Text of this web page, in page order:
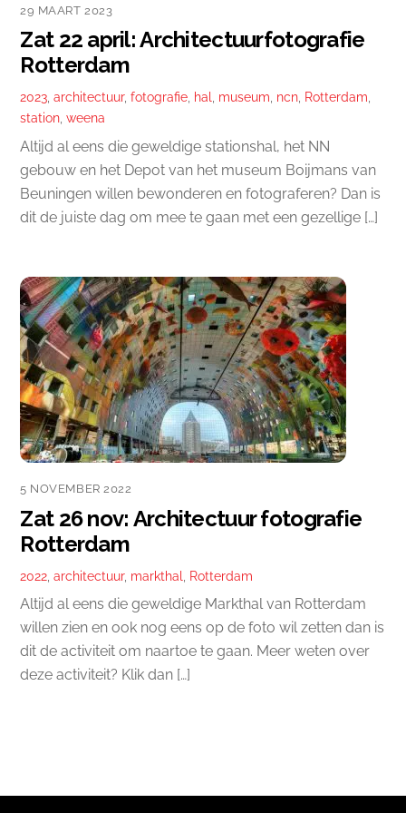
29 MAART 2023
Zat 22 april: Architectuurfotografie
Rotterdam
2023,architectuur,fotografie, hal, museum, ncn, Rotterdam,
station,weena
Altijd al eens die geweldige stationshal, het NN
gebouw en het Depot van het museum Boijmans van
Beuningen willen bewonderen en fotograferen? Dan is
dit de juiste dag om mee te gaan met een gezellige […]
5 NOVEMBER 2022
Zat 26 nov: Architectuur fotografie
Rotterdam
2022 ,architectuur, markthal Rotterdam
Altijd al eens die geweldige Markthal van Rotterdam
willen zien en ook nog eens op de foto wil zetten dan is
dit de activiteit om naartoe te gaan. Meer weten over
deze activiteit? Klik dan […]